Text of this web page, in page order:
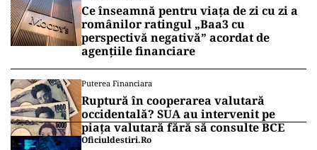
Ce înseamnă pentru viața de zi cu zi a
românilor ratingul „Baa3 cu
perspectivă negativă” acordat de
agențiile financiare
Puterea Financiara
Ruptură în cooperarea valutară
occidentală? SUA au intervenit pe
piața valutară fără să consulte BCE
Oficiuldestiri.ro